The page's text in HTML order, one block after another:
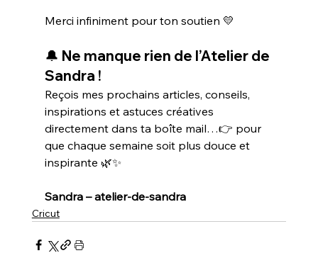
Merci infiniment pour ton soutien 💛
🔔 Ne manque rien de l’Atelier de
Sandra !
Reçois mes prochains articles, conseils,
inspirations et astuces créatives
directement dans ta boîte mail…👉 pour
que chaque semaine soit plus douce et
inspirante 🌿✨
Sandra – atelier-de-sandra
Cricut